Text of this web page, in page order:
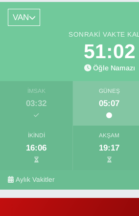
VAN
SONRAKI VAKTE
51:02
Öğle Namazı
İMSAK
03:32
GÜNEŞ
05:07
İKINDI
16:06
AKŞAM
19:17
Aylık Vakitler